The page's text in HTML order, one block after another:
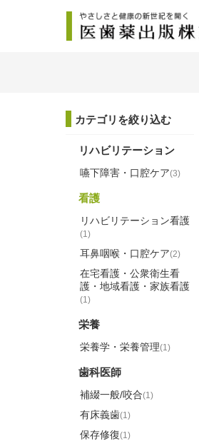
カテゴリを絞り込む
リハビリテーション
嚥下障害・口腔ケア(3)
看護
リハビリテーション看護
(1)
耳鼻咽喉・口腔ケア(2)
在宅看護・公衆衛生看
護・地域看護・家族看護
(1)
栄養
栄養学・栄養管理(1)
歯科医師
補綴一般/咬合(1)
有床義歯(1)
保存修復(1)